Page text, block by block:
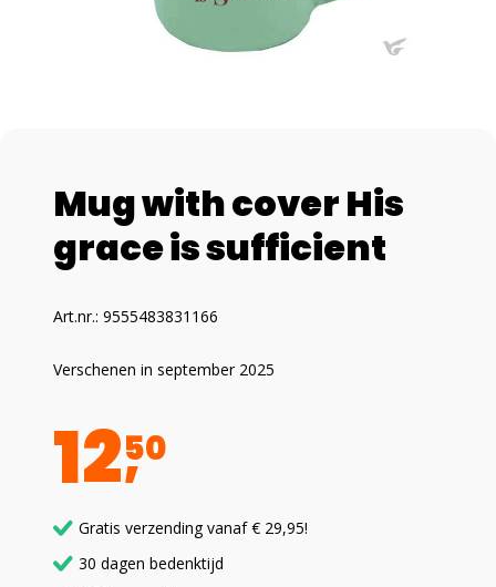
Mug with cover His
grace is sufficient
Art.nr.: 9555483831166
Verschenen in september 2025
1250
Gratis verzending vanaf € 29,95!
30 dagen bedenktijd